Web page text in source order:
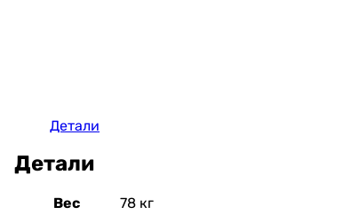
Детали
Детали
Вес 78 кг